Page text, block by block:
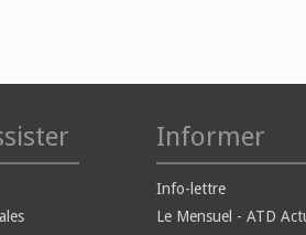
Informer
Info-lettre
Le Mensuel - ATD